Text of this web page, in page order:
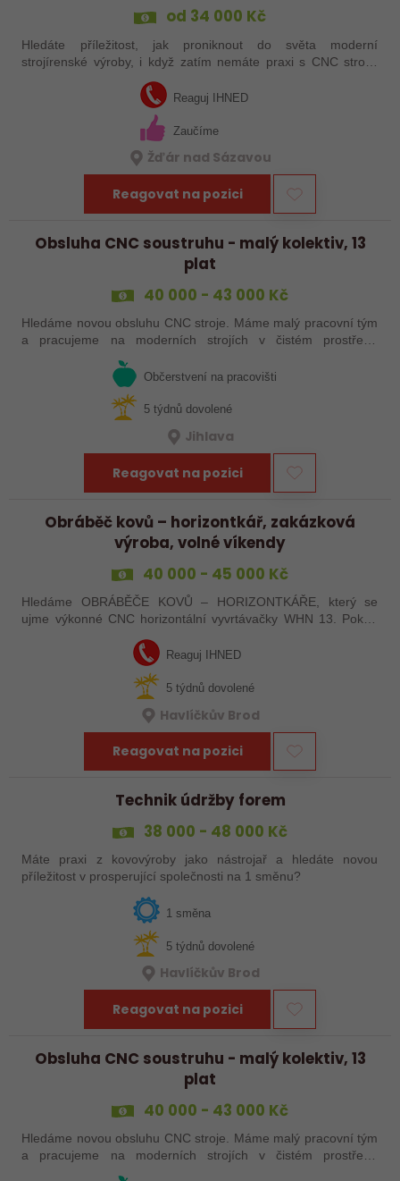
od 34 000 Kč
Hledáte příležitost, jak proniknout do světa moderní
strojírenské výroby, i když zatím nemáte praxi s CNC stroji?
Jsme Sanborn stabilní firma s dlouholetou tradicí a moderním
strojním vybavením.…
Reaguj IHNED
Zaučíme
Žďár nad Sázavou
Reagovat na pozici
Obsluha CNC soustruhu - malý kolektiv, 13
plat
40 000 - 43 000 Kč
Hledáme novou obsluhu CNC stroje. Máme malý pracovní tým
a pracujeme na moderních strojích v čistém prostředí.
Pracovistě cca 5 km od Jihlavy = ŘP sk.B .
Občerstvení na pracovišti
5 týdnů dovolené
Jihlava
Reagovat na pozici
Obráběč kovů – horizontkář, zakázková
výroba, volné víkendy
40 000 - 45 000 Kč
Hledáme OBRÁBĚČE KOVŮ – HORIZONTKÁŘE, který se
ujme výkonné CNC horizontální vyvrtávačky WHN 13. Pokud
Heindenhain, tak jste pro nás ideální kandidát…
Reaguj IHNED
5 týdnů dovolené
Havlíčkův Brod
Reagovat na pozici
Technik údržby forem
38 000 - 48 000 Kč
Máte praxi z kovovýroby jako nástrojař a hledáte novou
příležitost v prosperující společnosti na 1 směnu?
1 směna
5 týdnů dovolené
Havlíčkův Brod
Reagovat na pozici
Obsluha CNC soustruhu - malý kolektiv, 13
plat
40 000 - 43 000 Kč
Hledáme novou obsluhu CNC stroje. Máme malý pracovní tým
a pracujeme na moderních strojích v čistém prostředí.